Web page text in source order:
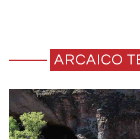
ARCAICO
LA GUACAMAYA